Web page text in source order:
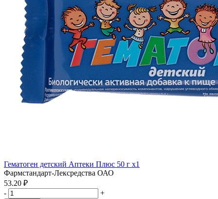
Гематоген детский Аптеки Плюс 50 г x1
Фармстандарт-Лексредства ОАО
53.20 ₽
-
+